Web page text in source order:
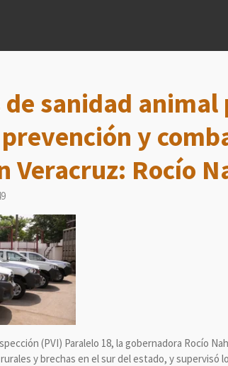
sanidad animal
y
Veracruz: Rocío
(PVI) Paralelo 18, la gobernadora Rocío
y brechas en el sur del estado, y